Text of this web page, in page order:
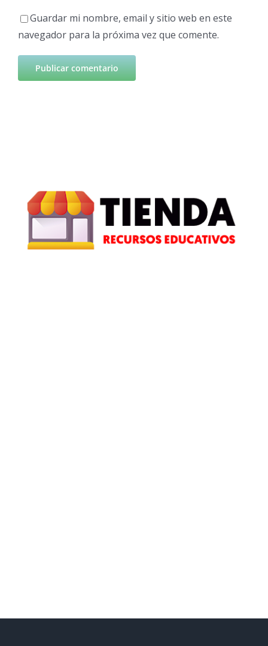
Guardar mi nombre, email y sitio web en este
navegador para la próxima vez que comente.